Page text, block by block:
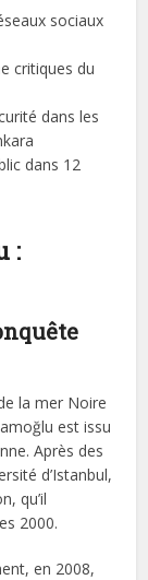
sociaux
critiques du
dans les
dans 12
:
la mer Noire
est issu
Après des
d’Istanbul,
qu’il
2000.
en 2008,